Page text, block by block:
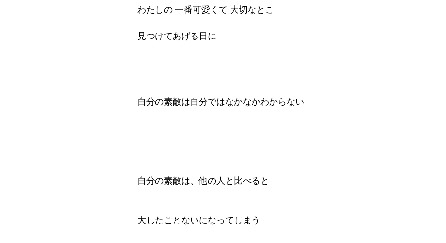
わたしの 一番可愛くて 大切なとこ
見つけてあげる日に
自分の素敵は自分ではなかなかわからない
自分の素敵は、他の人と比べると
大したことないになってしまう